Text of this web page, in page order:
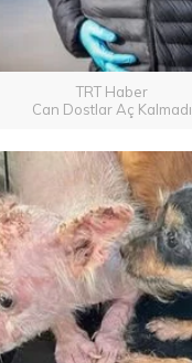
TRT Haber
Can Dostlar Aç Kalmadı